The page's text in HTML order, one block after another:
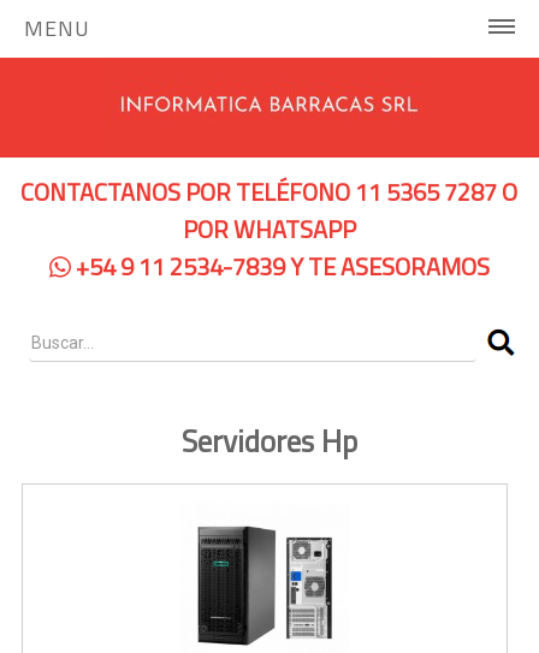
MENU
Notebooks Dell
Pc Hp
Impresoras de Tinta
Impresoras Multifunción Tinta
Impresoras con Sistema Continuo
CONTACTANOS POR TELÉFONO 11 5365 7287 O
POR WHATSAPP
+54 9 11 2534-7839 Y TE ASESORAMOS
Servidores Hp